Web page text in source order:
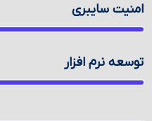
امنیت سایبری
توسعه نرم افزار